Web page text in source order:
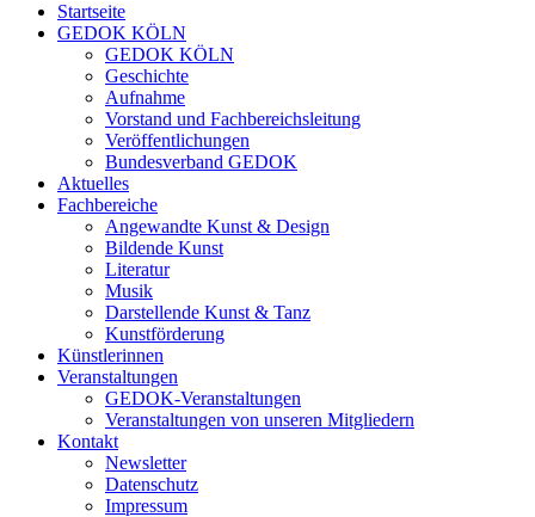
Startseite
GEDOK KÖLN
GEDOK KÖLN
Geschichte
Aufnahme
Vorstand und Fachbereichsleitung
Veröffentlichungen
Bundesverband GEDOK
Aktuelles
Fachbereiche
Angewandte Kunst & Design
Bildende Kunst
Literatur
Musik
Darstellende Kunst & Tanz
Kunstförderung
Künstlerinnen
Veranstaltungen
GEDOK-Veranstaltungen
Veranstaltungen von unseren Mitgliedern
Kontakt
Newsletter
Datenschutz
Impressum